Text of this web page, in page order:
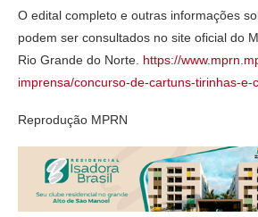
O edital completo e outras informações
podem ser consultados no site oficial do
Rio Grande do Norte. https://
imprensa/concurso-de-cartuns-tirinhas-e-
Reprodução MPRN